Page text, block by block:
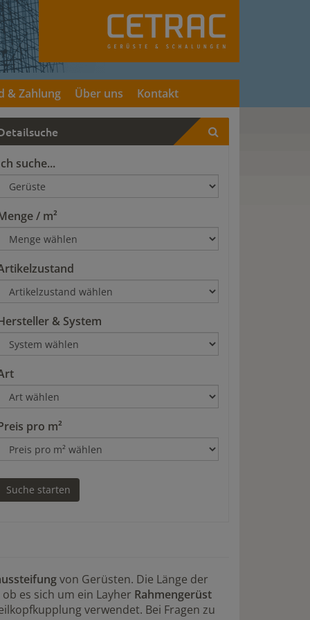
& Zahlung Über uns Kontakt
suche...
/ m²
& System
pro m²
von Gerüsten. Die Länge der
es sich um ein Layher Rahmengerüst
verwendet. Bei Fragen zu